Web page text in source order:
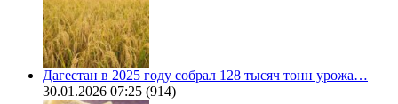
Дагестан в 2025 году собрал 128 тысяч тонн урожа…
30.01.2026 07:25 (914)